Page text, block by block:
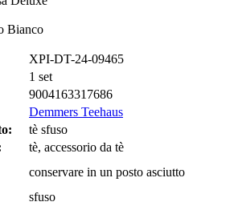
Bianco
XPI-DT-24-09465
1 set
9004163317686
Demmers Teehaus
tè sfuso
tè, accessorio da tè
conservare in un posto asciutto
sfuso